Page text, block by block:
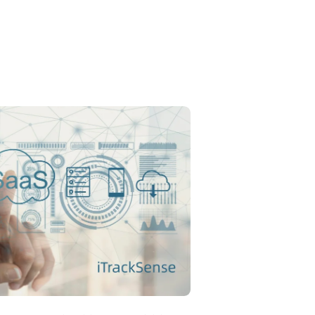
Je consens à recevoir des mises à jour sur les produits et les événements de notre
site web et je donne mon consentement sur la base de notre
confidentialité.